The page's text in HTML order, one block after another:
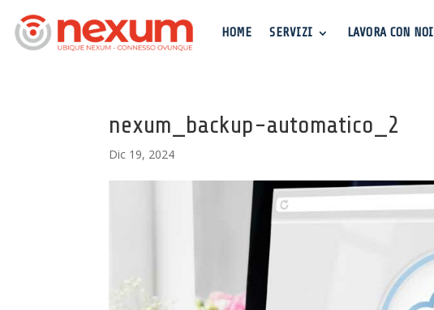
HOME SERVIZI LAVORA CON NOI
nexum_backup-automatico_2
Dic 19, 2024